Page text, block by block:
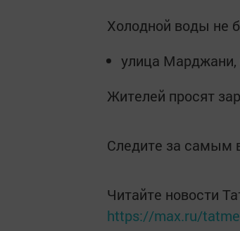
Холодной воды не
улица Марджани,
Жителей просят
Следите за самым
Читайте новости
https://max.ru/